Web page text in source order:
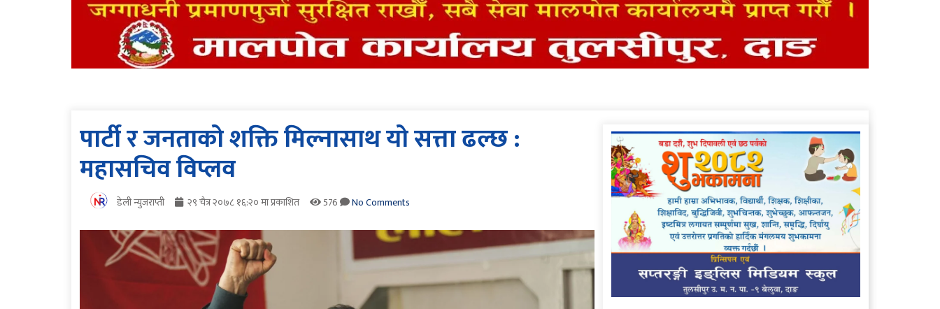
पार्टी र जनताको शक्ति मिल्नासाथ यो सत्ता ढल्छ :
महासचिव विप्लव
डेली न्युजराप्ती २९ चैत्र २०७८ १६:२० मा प्रकाशित 576 No Comments